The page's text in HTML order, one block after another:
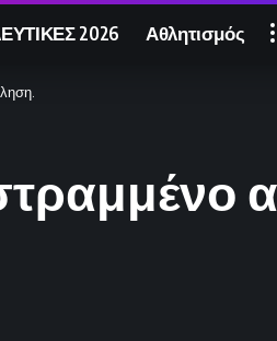
2026 Αθλητισμός